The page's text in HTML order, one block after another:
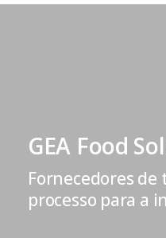
GEA Food
Fornecedores de
processo para a